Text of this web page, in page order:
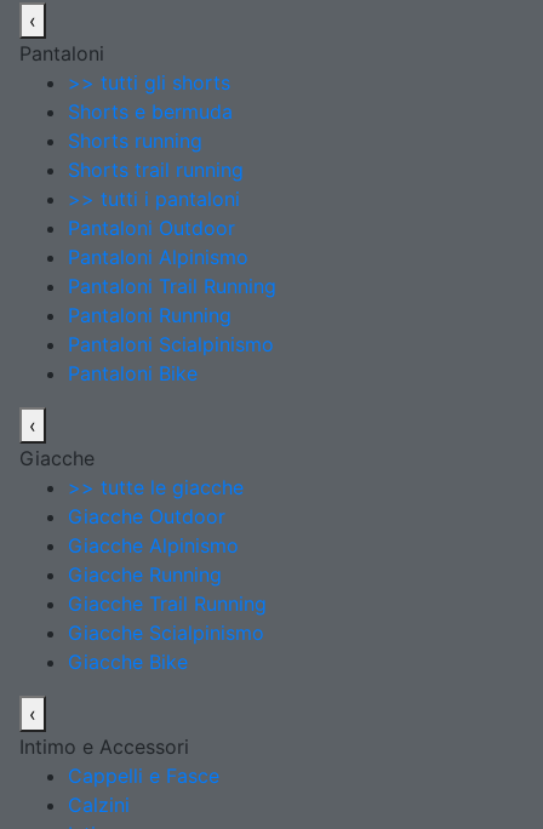
‹
Pantaloni
>> tutti gli shorts
Shorts e bermuda
Shorts running
Shorts trail running
>> tutti i pantaloni
Pantaloni Outdoor
Pantaloni Alpinismo
Pantaloni Trail Running
Pantaloni Running
Pantaloni Scialpinismo
Pantaloni Bike
‹
Giacche
>> tutte le giacche
Giacche Outdoor
Giacche Alpinismo
Giacche Running
Giacche Trail Running
Giacche Scialpinismo
Giacche Bike
‹
Intimo e Accessori
Cappelli e Fasce
Calzini